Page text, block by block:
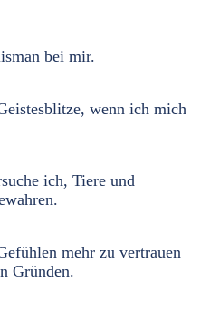
bei mir.
wenn ich mich
ich, Tiere und
mehr zu vertrauen
Gründen.